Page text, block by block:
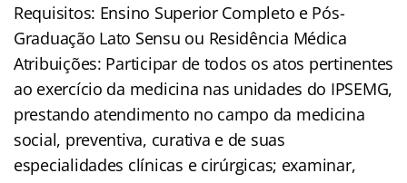
Requisitos: Ensino Superior Completo e Pós-
Graduação Lato Sensu ou Residência Médica
Atribuições: Participar de todos os atos pertinentes
ao exercício da medicina nas unidades do IPSEMG,
prestando atendimento no campo da medicina
social, preventiva, curativa e de suas
especialidades clínicas e cirúrgicas; examinar,